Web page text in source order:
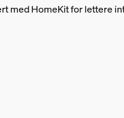
med HomeKit for lettere